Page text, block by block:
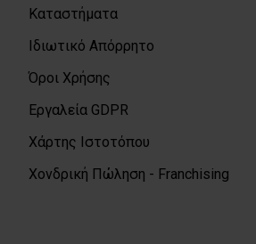
Καταστήματα
Ιδιωτικό Απόρρητο
Όροι Χρήσης
Εργαλεία GDPR
Χάρτης Ιστοτόπου
Χονδρική Πώληση - Franchising